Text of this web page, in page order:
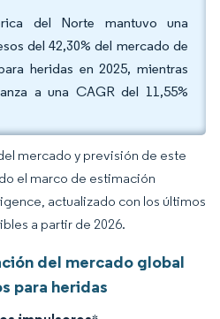
del Norte mantuvo una
del 42,30% del mercado de
heridas en 2025, mientras
a una CAGR del 11,55%
mercado y previsión de este
el marco de estimación
actualizado con los últimos
a partir de 2026.
del mercado global
para heridas